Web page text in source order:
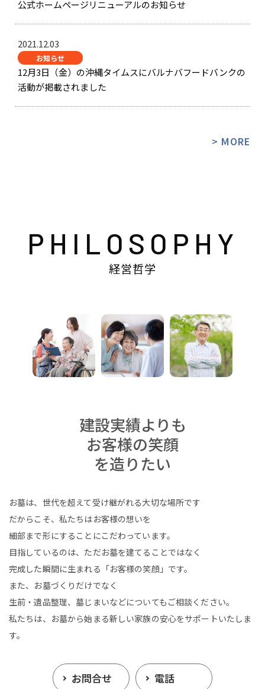
公式ホームページリニューアルのお知らせ
2021.12.03
お知らせ
12月3日（金）の沖縄タイムスにバルナバフードバンクの
活動が掲載されました
> MORE
PHILOSOPHY
経営哲学
建設実績よりも
お客様の笑顔
を造りたい
お墓は、世代を超えて受け継がれる大切な場所です
だからこそ、私たちはお客様の想いを
細部まで形にすることにこだわっています。
目指しているのは、ただお墓を建てることではなく
完成した瞬間に生まれる「お客様の笑顔」です。
また、お墓づくりだけでなく
生前・遺品整理、墓じまいなどについてもご相談ください。
私たちは、お墓から始まる新しい家族の安心をサポートいたしま
す。
お問合せ 電話